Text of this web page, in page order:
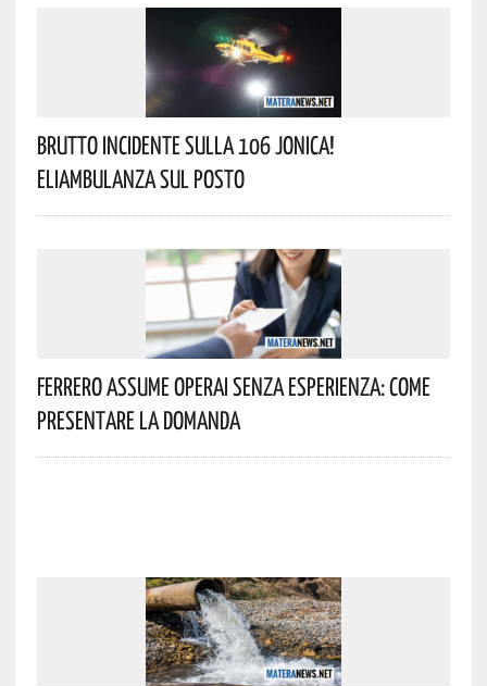
Brutto Incidente Sulla 106 Jonica!
Eliambulanza Sul Posto
Ferrero Assume Operai Senza Esperienza: Come
Presentare La Domanda